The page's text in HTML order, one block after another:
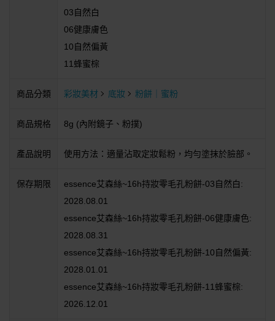
03自然白
06健康膚色
10自然偏黃
11蜂蜜棕
商品分類 彩妝美材 底妝 粉餅｜蜜粉
商品規格 8g (內附鏡子、粉撲)
產品說明 使用方法：適量沾取定妝鬆粉，均勻塗抹於臉部。
保存期限
essence艾森絲~16h持妝零毛孔粉餅-03自然白:
2028.08.01
essence艾森絲~16h持妝零毛孔粉餅-06健康膚色:
2028.08.31
essence艾森絲~16h持妝零毛孔粉餅-10自然偏黃:
2028.01.01
essence艾森絲~16h持妝零毛孔粉餅-11蜂蜜棕:
2026.12.01